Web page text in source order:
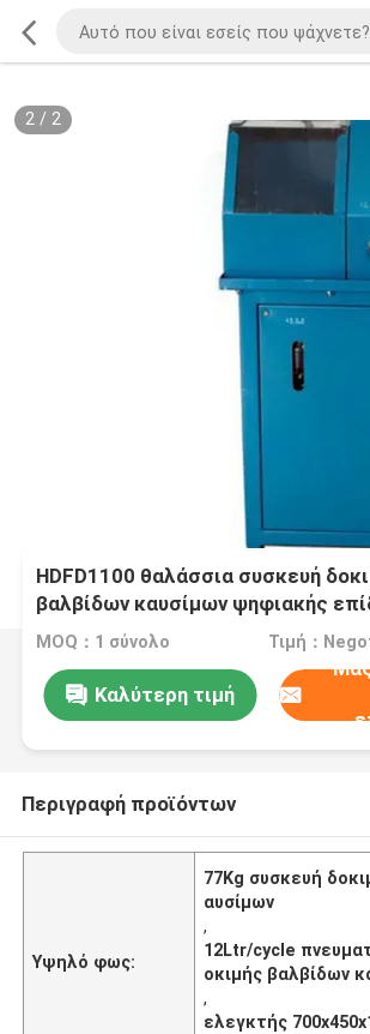
2/ 2
HDFD1100 θαλάσσια συσκευή
βαλβίδων καυσίμων ψηφιακής
MOQ：1 σύνολο Τιμή：
Καλύτερη τιμή
Περιγραφή προϊόντων
Υψηλό φως:
77Kg συσκευή
αυσίμων
,
12Ltr/cycle
οκιμής βαλβίδων
,
ελεγκτής